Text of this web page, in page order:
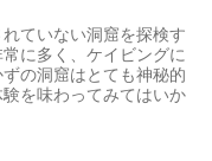
ていない洞窟を探検す
に多く、ケイビングに
の洞窟はとても神秘的
を味わってみてはいか